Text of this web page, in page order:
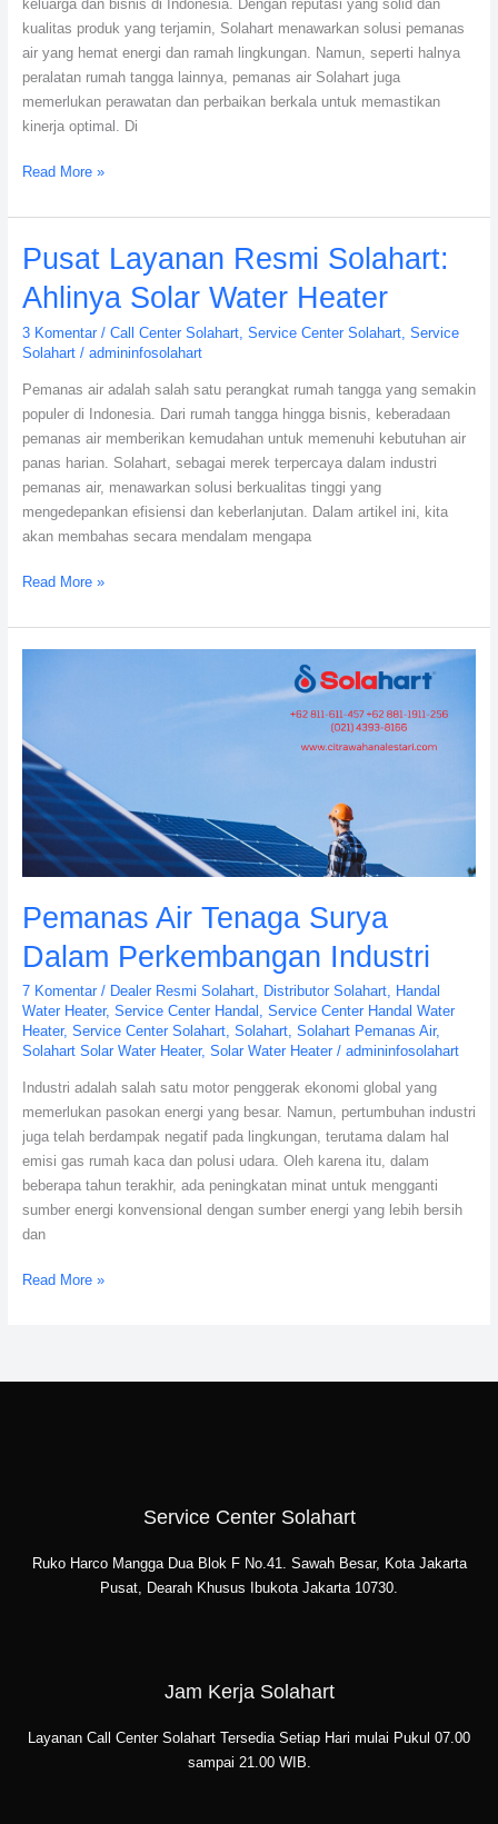
keluarga dan bisnis di Indonesia. Dengan reputasi yang solid dan
kualitas produk yang terjamin, Solahart menawarkan solusi pemanas
air yang hemat energi dan ramah lingkungan. Namun, seperti halnya
peralatan rumah tangga lainnya, pemanas air Solahart juga
memerlukan perawatan dan perbaikan berkala untuk memastikan
kinerja optimal. Di
Read More »
Pusat Layanan Resmi Solahart:
Ahlinya Solar Water Heater
3 Komentar / Call Center Solahart, Service Center Solahart, Service
Solahart/ admininfosolahart
Pemanas air adalah salah satu perangkat rumah tangga yang semakin
populer di Indonesia. Dari rumah tangga hingga bisnis, keberadaan
pemanas air memberikan kemudahan untuk memenuhi kebutuhan air
panas harian. Solahart, sebagai merek terpercaya dalam industri
pemanas air, menawarkan solusi berkualitas tinggi yang
mengedepankan efisiensi dan keberlanjutan. Dalam artikel ini, kita
akan membahas secara mendalam mengapa
Pusat
Layanan
Resmi
Solahart:
Ahlinya
Water
Heater
Read More »
Pemanas Air Tenaga Surya
Dalam Perkembangan Industri
7 Komentar / Dealer Resmi Solahart, Distributor Solahart, Handal
Water Heater, Service Center Handal , Service Center Handal Water
Heater, Service Center Solahart, Solahart, Solahart Pemanas Air,
Solahart Solar Water Heater, Solar Water Heater/ admininfosolahart
Industri adalah salah satu motor penggerak ekonomi global yang
memerlukan pasokan energi yang besar. Namun, pertumbuhan industri
juga telah berdampak negatif pada lingkungan, terutama dalam hal
emisi gas rumah kaca dan polusi udara. Oleh karena itu, dalam
beberapa tahun terakhir, ada peningkatan minat untuk mengganti
sumber energi konvensional dengan sumber energi yang lebih bersih
dan
Dalam
Perkembangan
Industri
Read More »
Service Center Solahart
Ruko Harco Mangga Dua Blok F No.41. Sawah Besar, Kota Jakarta
Pusat, Dearah Khusus Ibukota Jakarta 10730.
Jam Kerja Solahart
Layanan Call Center Solahart Tersedia Setiap Hari mulai Pukul 07.00
sampai 21.00 WIB.